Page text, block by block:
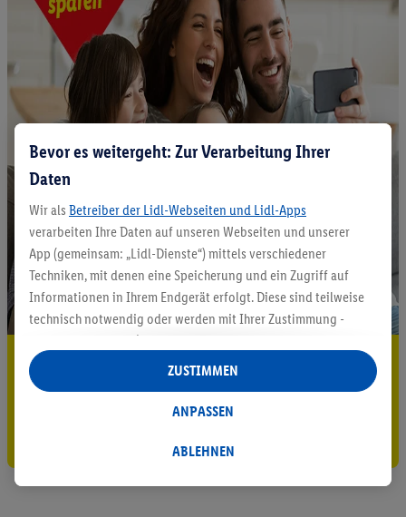
5.95 € Versand sparen³²ᵃ
Jetzt zum Newsletter anmelden
Bevor es weitergeht: Zur Verarbeitung Ihrer
Daten
Wir als Betreiber der Lidl-Webseiten und Lidl-Apps
verarbeiten Ihre Daten auf unseren Webseiten und unserer
App (gemeinsam: „Lidl-Dienste“) mittels verschiedener
Techniken, mit denen eine Speicherung und ein Zugriff auf
Informationen in Ihrem Endgerät erfolgt. Diese sind teilweise
technisch notwendig oder werden mit Ihrer Zustimmung -
auch durch Partner (u.a.
Verantwortliche; im Zusammenhang mit dem IAB TCF
insgesamt
Statistik-Erstellung oder für personalisierte Werbung
Datenverarbeitungen für personalisierte Werbung werden
ABLEHNEN
ANPASSEN
ZUSTIMMEN